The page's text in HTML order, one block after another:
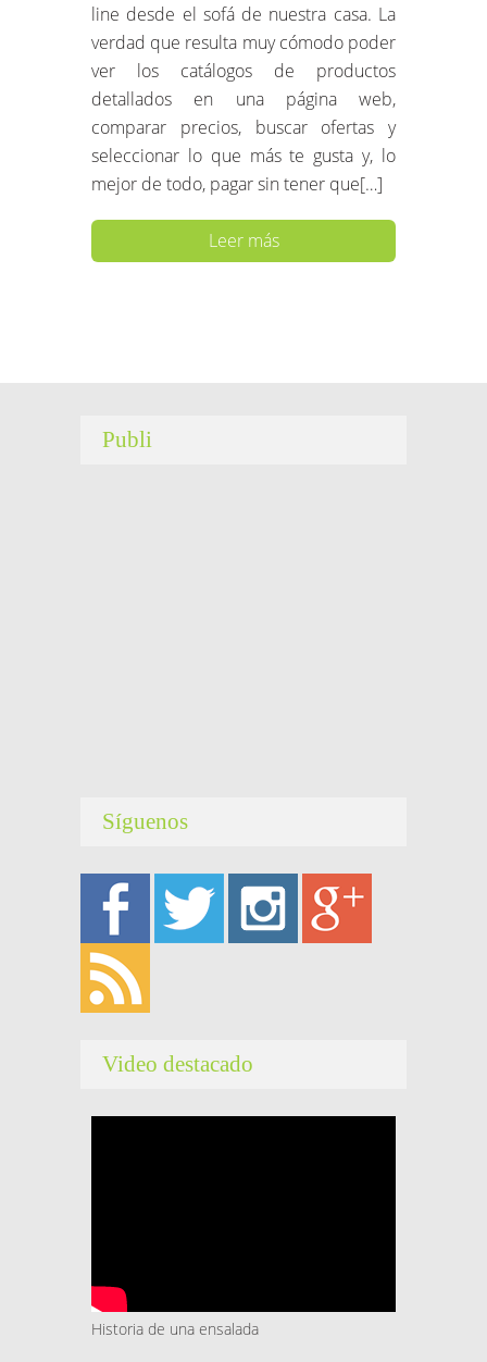
line desde el sofá de nuestra casa. La
verdad que resulta muy cómodo poder
ver los catálogos de productos
detallados en una página web,
comparar precios, buscar ofertas y
seleccionar lo que más te gusta y, lo
mejor de todo, pagar sin tener que[…]
Leer más
Publi
Síguenos
Video destacado
Historia de una ensalada